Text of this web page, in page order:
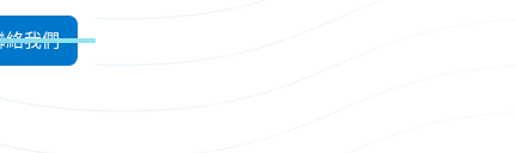
絡我們